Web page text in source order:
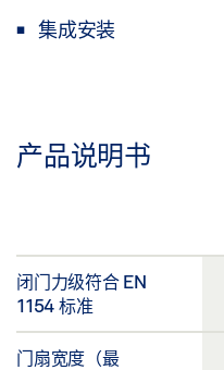
集成安装
产品说明书
闭门力级符合 EN
1154 标准
门扇宽度（最